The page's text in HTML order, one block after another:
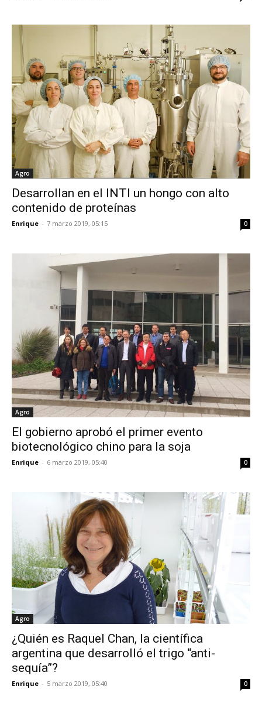
Agro
Desarrollan en el INTI un hongo con alto
contenido de proteínas
Enrique - 7 marzo 2019, 05:15 0
Agro
El gobierno aprobó el primer evento
biotecnológico chino para la soja
Enrique - 6 marzo 2019, 05:40 0
Agro
¿Quién es Raquel Chan, la científica
argentina que desarrolló el trigo “anti-
sequía”?
Enrique - 5 marzo 2019, 05:40 0